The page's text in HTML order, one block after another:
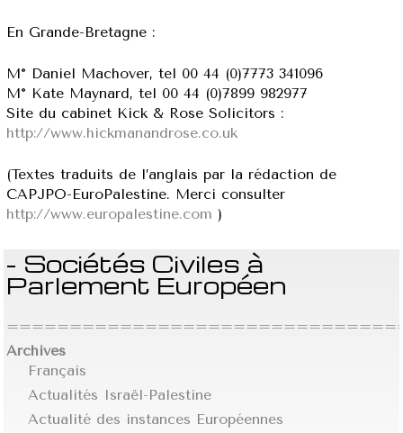
En Grande-Bretagne :
M° Daniel Machover, tel 00 44 (0)7773 341096
M° Kate Maynard, tel 00 44 (0)7899 982977
Site du cabinet Kick & Rose Solicitors :
http://www.hickmanandrose.co.uk
(Textes traduits de l’anglais par la rédaction de
CAPJPO-EuroPalestine. Merci consulter
http://www.europalestine.com )
- Sociétés Civiles à
Parlement Européen
Archives
Français
Actualités Israël-Palestine
Actualité des instances Européennes